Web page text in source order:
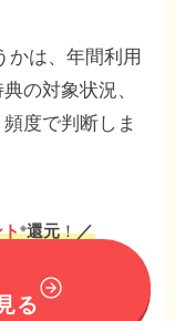
かは、年間利用
の対象状況、
度で判断しま
※還元！／
る